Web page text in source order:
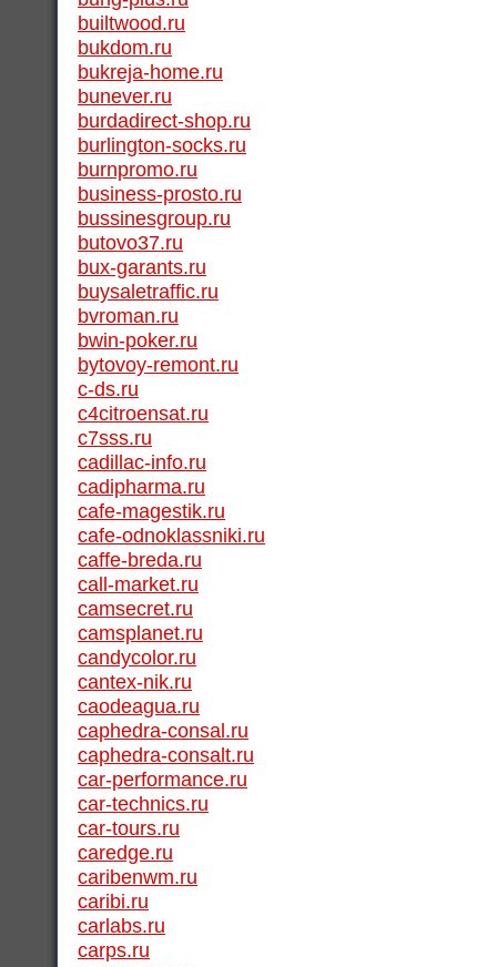
builtwood.ru
bukdom.ru
bukreja-home.ru
bunever.ru
burdadirect-shop.ru
burlington-socks.ru
burnpromo.ru
business-prosto.ru
bussinesgroup.ru
butovo37.ru
bux-garants.ru
buysaletraffic.ru
bvroman.ru
bwin-poker.ru
bytovoy-remont.ru
c-ds.ru
c4citroensat.ru
c7sss.ru
cadillac-info.ru
cadipharma.ru
cafe-magestik.ru
cafe-odnoklassniki.ru
caffe-breda.ru
call-market.ru
camsecret.ru
camsplanet.ru
candycolor.ru
cantex-nik.ru
caodeagua.ru
caphedra-consal.ru
caphedra-consalt.ru
car-performance.ru
car-technics.ru
car-tours.ru
caredge.ru
caribenwm.ru
caribi.ru
carlabs.ru
carps.ru